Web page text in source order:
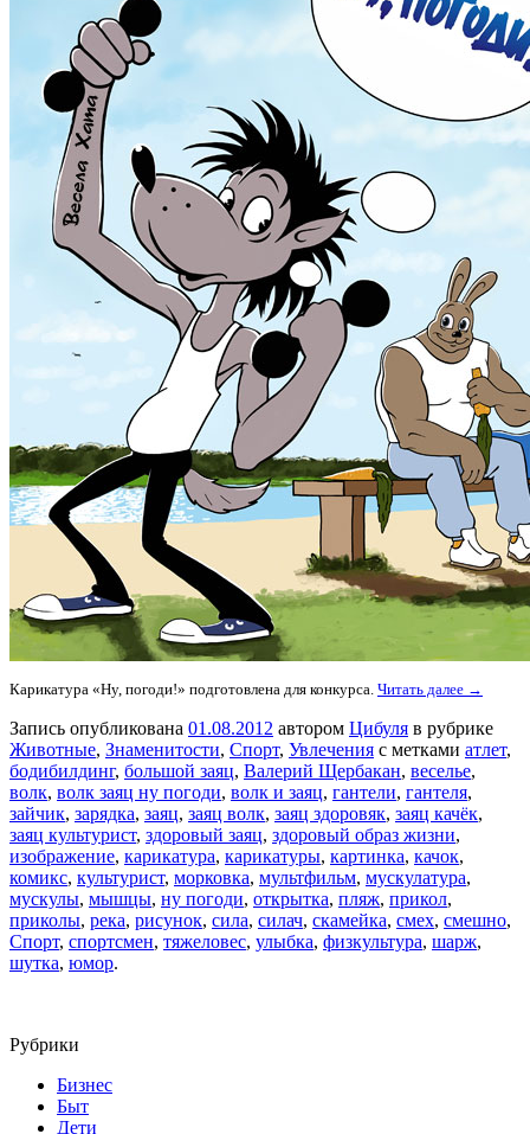
Карикатура «Ну, погоди!» подготовлена для конкурса. Читать далее →
Запись опубликована 01.08.2012 автором Цибуля в рубрике
Животные, Знаменитости, Спорт, Увлечения с метками атлет,
бодибилдинг, большой заяц, Валерий Щербакан, веселье,
волк, волк заяц ну погоди, волк и заяц, гантели, гантеля,
зайчик, зарядка, заяц, заяц волк, заяц здоровяк, заяц качёк,
заяц культурист, здоровый заяц, здоровый образ жизни,
изображение, карикатура, карикатуры, картинка, качок,
комикс, культурист, морковка, мультфильм, мускулатура,
мускулы, мышцы, ну погоди, открытка, пляж, прикол,
приколы, река, рисунок, сила, силач, скамейка, смех, смешно,
Спорт, спортсмен, тяжеловес, улыбка, физкультура, шарж,
шутка, юмор.
Рубрики
Бизнес
Быт
Дети